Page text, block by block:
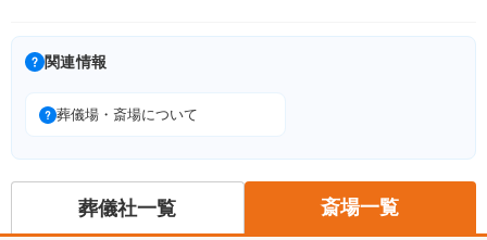
関連情報
葬儀場・斎場について
葬儀社一覧 斎場一覧